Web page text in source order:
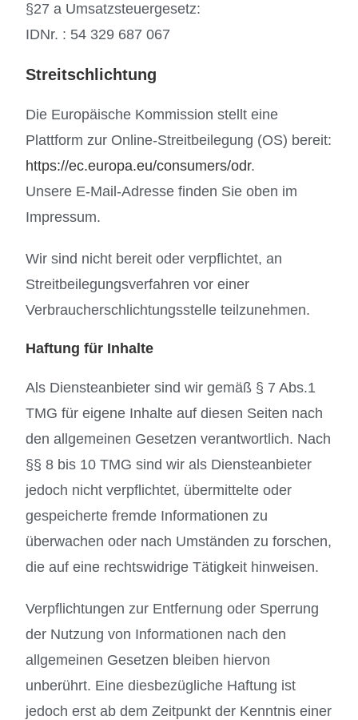
§27 a Umsatzsteuergesetz:
IDNr. : 54 329 687 067
Streitschlichtung
Die Europäische Kommission stellt eine
Plattform zur Online-Streitbeilegung (OS) bereit:
https://ec.europa.eu/consumers/odr.
Unsere E-Mail-Adresse finden Sie oben im
Impressum.
Wir sind nicht bereit oder verpflichtet, an
Streitbeilegungsverfahren vor einer
Verbraucherschlichtungsstelle teilzunehmen.
Haftung für Inhalte
Als Diensteanbieter sind wir gemäß § 7 Abs.1
TMG für eigene Inhalte auf diesen Seiten nach
den allgemeinen Gesetzen verantwortlich. Nach
§§ 8 bis 10 TMG sind wir als Diensteanbieter
jedoch nicht verpflichtet, übermittelte oder
gespeicherte fremde Informationen zu
überwachen oder nach Umständen zu forschen,
die auf eine rechtswidrige Tätigkeit hinweisen.
Verpflichtungen zur Entfernung oder Sperrung
der Nutzung von Informationen nach den
allgemeinen Gesetzen bleiben hiervon
unberührt. Eine diesbezügliche Haftung ist
jedoch erst ab dem Zeitpunkt der Kenntnis einer